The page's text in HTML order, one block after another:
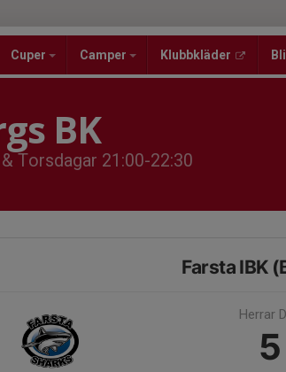
Cuper Camper Klubbkläder
BK
Torsdagar 21:00-22:30
Farsta IBK
Herrar